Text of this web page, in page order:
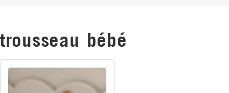
trousseau bébé